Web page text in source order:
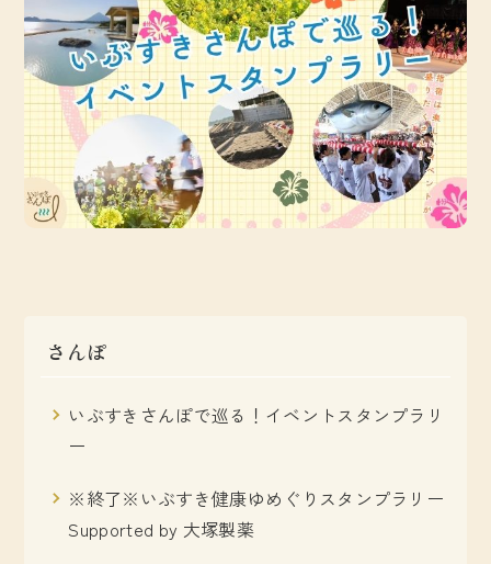
さんぽ
いぶすきさんぽで巡る！イベントスタンプラリ
ー
※終了※いぶすき健康ゆめぐりスタンプラリー
Supported by 大塚製薬